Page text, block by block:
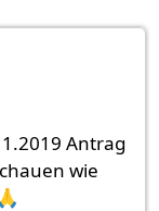
Antrag
wie